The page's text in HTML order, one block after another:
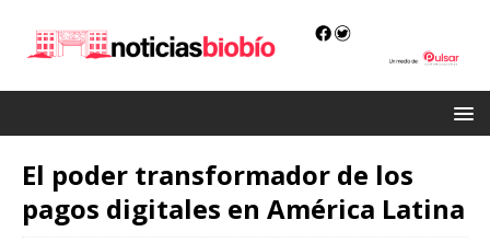
El poder transformador de los
pagos digitales en América Latina